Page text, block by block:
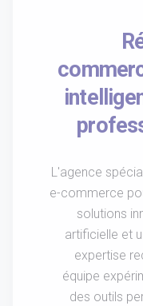
L'agence
e-commerce
solutions
artificielle et
expertise
équipe
des outils